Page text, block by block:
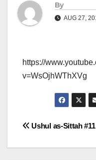
By
AUG 27,
https://
v=WsOjhWThXVg
Post
Ushul as-Sittah #11